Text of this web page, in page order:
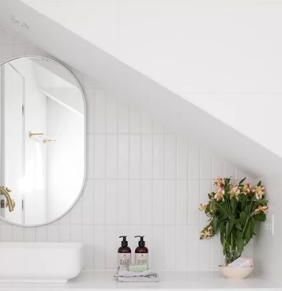
plafonds, isolation
acoustique et
thermique : chaque
détail est pensé pour un
rendu parfait.
Un intérieur bien
réussite de toutes vos
Grenoble